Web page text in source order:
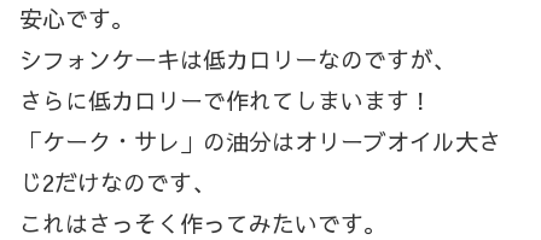
安心です。
シフォンケーキは低カロリーなのですが、
さらに低カロリーで作れてしまいます！
「ケーク・サレ」の油分はオリーブオイル大さ
じ2だけなのです、
これはさっそく作ってみたいです。